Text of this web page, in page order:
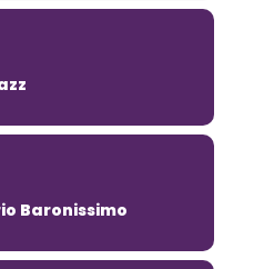
Baronissimo